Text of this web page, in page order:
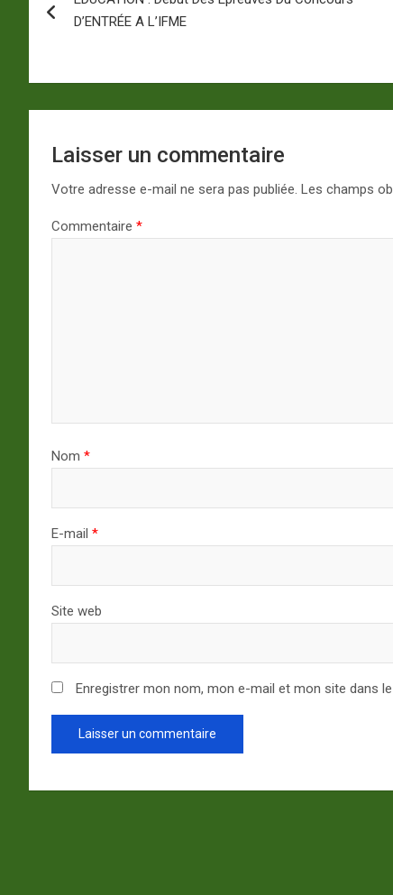
de
D’ENTRÉE A L’IFME
Laisser un commentaire
Votre adresse e-mail ne sera pas publiée. Les champs
Commentaire *
Nom *
E-mail *
Site web
Enregistrer mon nom, mon e-mail et mon site dans